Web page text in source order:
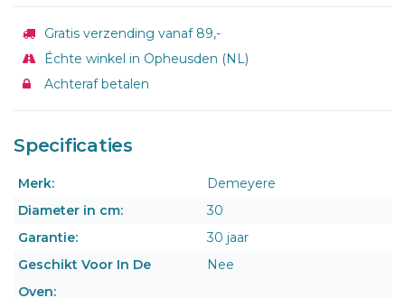
Gratis verzending vanaf 89,-
Échte winkel in Opheusden (NL)
Achteraf betalen
Specificaties
Merk:
Demeyere
Diameter in cm:
30
Garantie:
30 jaar
Geschikt Voor In De
Oven:
Nee